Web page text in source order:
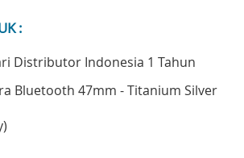
:
Distributor Indonesia 1 Tahun
Bluetooth 47mm - Titanium Silver